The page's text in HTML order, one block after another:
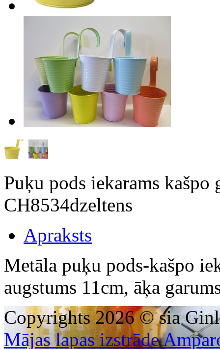
Puķu pods iekarams kašpo
CH8534dzeltens
Apraksts
Metāla puķu pods-kašpo
augstums 11cm, āķa
Copyrights 2026 © sia
Mājas lapas izstrāde